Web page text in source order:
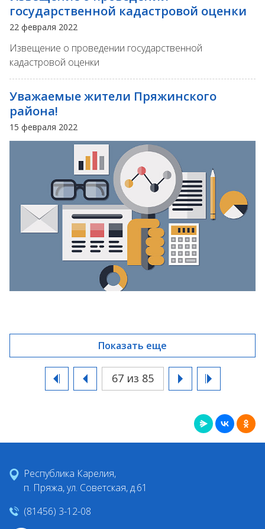
государственной кадастровой оценки
22 февраля 2022
Извещение о проведении государственной
кадастровой оценки
Уважаемые жители Пряжинского
района!
15 февраля 2022
Показать еще
67 из 85
Республика Карелия,
п. Пряжа, ул. Советская, д.61
(81456) 3-12-08